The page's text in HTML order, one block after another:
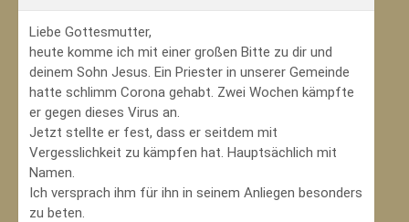
Liebe Gottesmutter,
heute komme ich mit einer großen Bitte zu dir und
deinem Sohn Jesus. Ein Priester in unserer Gemeinde
hatte schlimm Corona gehabt. Zwei Wochen kämpfte
er gegen dieses Virus an.
Jetzt stellte er fest, dass er seitdem mit
Vergesslichkeit zu kämpfen hat. Hauptsächlich mit
Namen.
Ich versprach ihm für ihn in seinem Anliegen besonders
zu beten.